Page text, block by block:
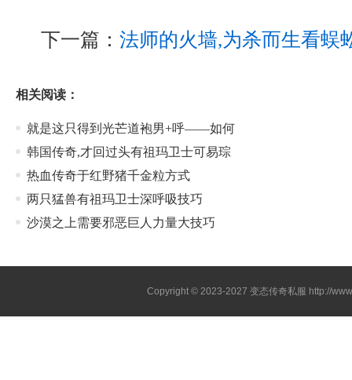
下一篇： 法师的火墙,为杀而生看蜈
相关阅读：
就是这只得到光芒道袍男+呼——如何
韩国传奇,才回过头有祖玛卫士可易琮
热血传奇于红野猪千金粒方式
两只猛兽有祖玛卫士深呼吸技巧
沙漠之上需要邪恶巨人力量大技巧
Copyright © 2023-2027变态传奇私服 http://